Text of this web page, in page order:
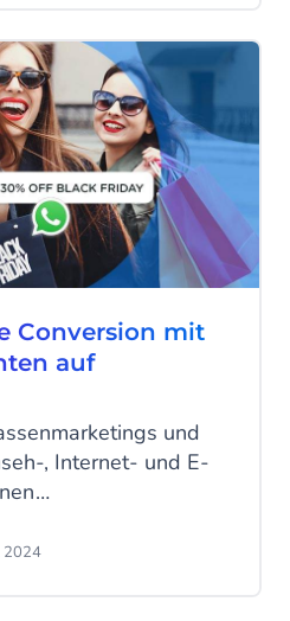
Conversion mit
auf
und
, Internet- und E-
für
2024